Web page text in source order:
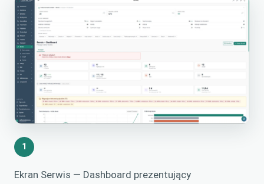
1
Ekran Serwis — Dashboard prezentujący